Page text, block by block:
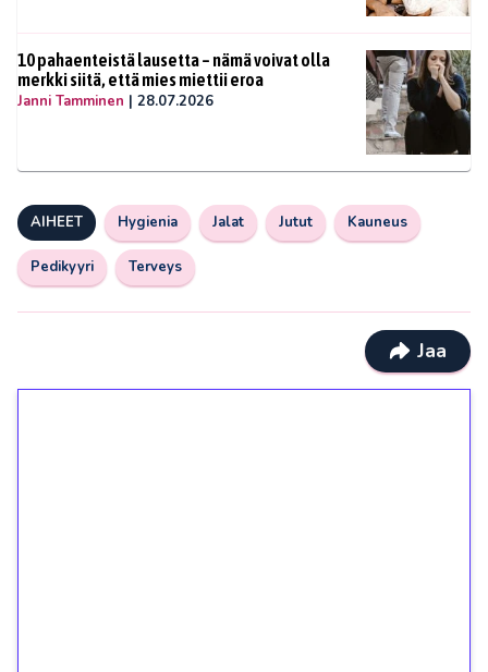
10 pahaenteistä lausetta – nämä voivat olla
merkki siitä, että mies miettii eroa
Janni Tamminen | 28.07.2026
AIHEET Hygienia Jalat Jutut Kauneus
Pedikyyri Terveys
Jaa